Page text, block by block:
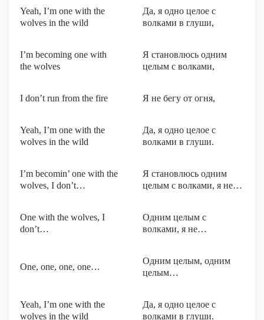
Yeah, I’m one with the
wolves in the wild
Да, я одно целое с
волками в глуши,
I’m becoming one with
the wolves
Я становлюсь одним
целым с волками,
I don’t run from the fire Я не бегу от огня,
Yeah, I’m one with the
wolvеs in the wild
Да, я одно целое с
волками в глуши.
I’m becomin’ one with the
wolves, I don’t…
Я становлюсь одним
целым с волками, я не…
One with the wolves, I
don’t…
Одним целым с
волками, я не…
One, one, one, one…
Одним целым, одним
целым…
Yeah, I’m one with the
wolvеs in the wild
Да, я одно целое с
волками в глуши.